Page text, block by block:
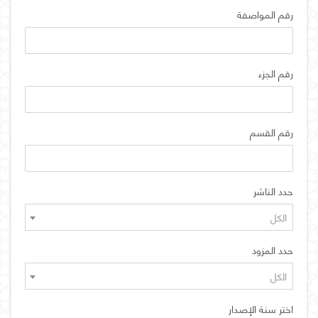
رقم المواصفة
رقم الجزء
رقم القسم
حدد الناشر
الكل
حدد المزود
الكل
اختر سنة الإصدار